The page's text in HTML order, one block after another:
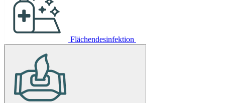
Flächendesinfektion